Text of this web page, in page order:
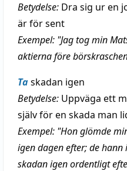
Betydelse: Dra sig ur en
är för sent
Exempel: "Jag tog min
aktierna före
Taskadan igen
Betydelse: Uppväga ett
själv för en skada man
Exempel: "Hon glömde
igen dagen efter; de
skadan igen ordentligt